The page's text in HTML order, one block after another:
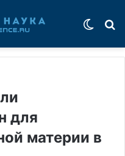
для
материи в